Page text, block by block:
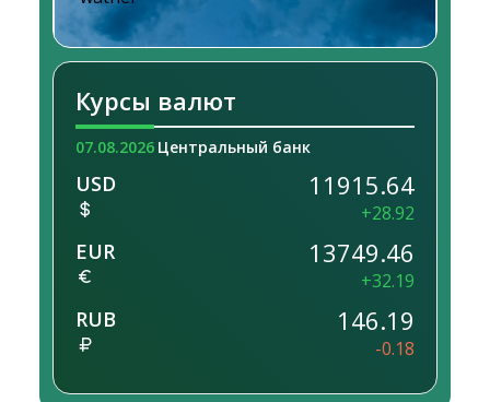
Курсы валют
07.08.2026 Центральный банк
USD 11915.64
+28.92
EUR 13749.46
+32.19
RUB 146.19
-0.18